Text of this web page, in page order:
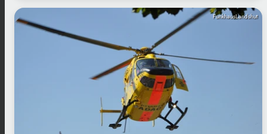
FunkhausLandshut